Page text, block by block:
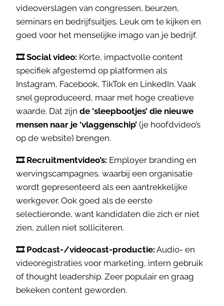
videoverslagen van congressen, beurzen,
seminars en bedrijfsuitjes. Leuk om te kijken en
goed voor het menselijke imago van je bedrijf.
🎞️ Social video: Korte, impactvolle content
specifiek afgestemd op platformen als
Instagram, Facebook, TikTok en LinkedIn. Vaak
snel geproduceerd, maar met hoge creatieve
waarde. Dat zijn de ‘sleepbootjes’ die nieuwe
mensen naar je ‘vlaggenschip’ (je hoofdvideo’s
op de website) brengen.
🎞️ Recruitmentvideo’s: Employer branding en
wervingscampagnes, waarbij een organisatie
wordt gepresenteerd als een aantrekkelijke
werkgever. Ook goed als de eerste
selectieronde, want kandidaten die zich er niet
zien, zullen niet solliciteren.
🎞️ Podcast-/videocast-productie: Audio- en
videoregistraties voor marketing, intern gebruik
of thought leadership. Zeer populair en graag
bekeken content geworden.